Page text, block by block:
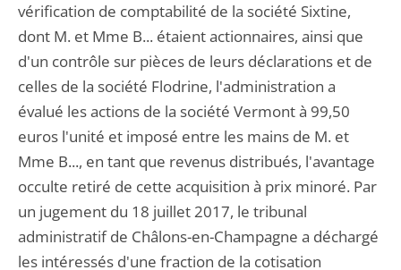
vérification de comptabilité de la société Sixtine,
dont M. et Mme B... étaient actionnaires, ainsi que
d'un contrôle sur pièces de leurs déclarations et de
celles de la société Flodrine, l'administration a
évalué les actions de la société Vermont à 99,50
euros l'unité et imposé entre les mains de M. et
Mme B..., en tant que revenus distribués, l'avantage
occulte retiré de cette acquisition à prix minoré. Par
un jugement du 18 juillet 2017, le tribunal
administratif de Châlons-en-Champagne a déchargé
les intéressés d'une fraction de la cotisation